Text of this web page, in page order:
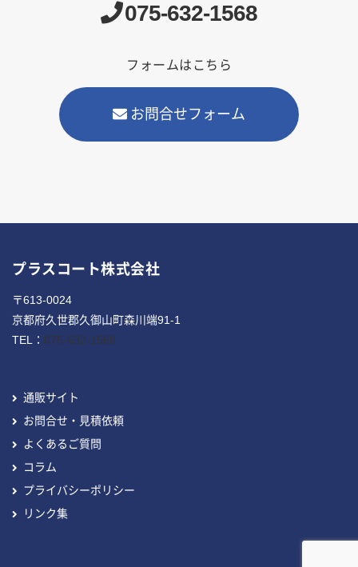
075-632-1568
フォームはこちら
お問合せフォーム
プラスコート株式会社
〒613-0024
京都府久世郡久御山町森川端91-1
TEL： 075-632-1568
通販サイト
お問合せ・見積依頼
よくあるご質問
コラム
プライバシーポリシー
リンク集